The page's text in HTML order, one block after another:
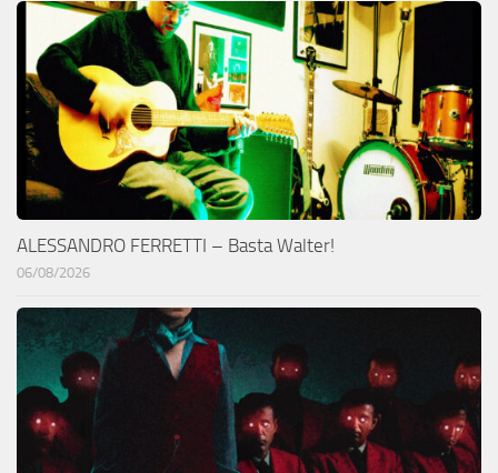
ALESSANDRO FERRETTI – Basta Walter!
06/08/2026